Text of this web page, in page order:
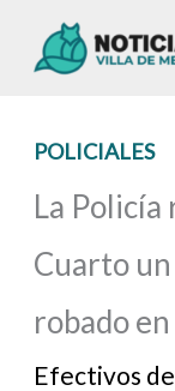
POLICIALES
La
Cuarto
robado
Efectivos